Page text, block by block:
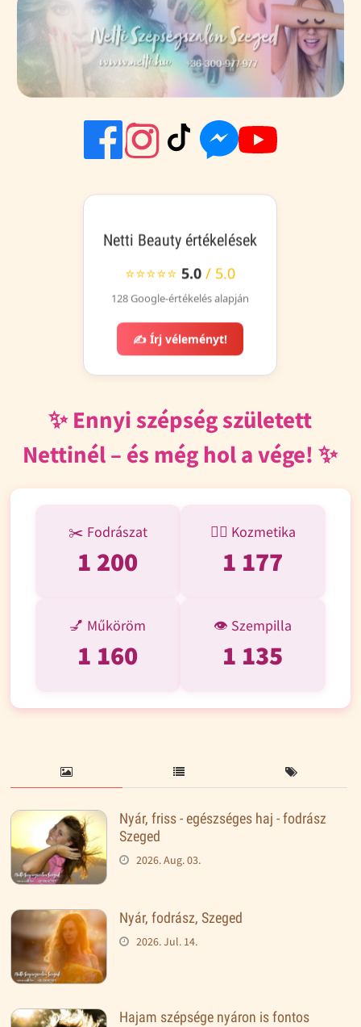
Netti Beauty értékelések
⭐⭐⭐⭐⭐5.0 / 5.0
128 Google-értékelés alapján
✍️ Írj véleményt!
✨ Ennyi szépség született
Nettinél – és még hol a vége! ✨
✂️ Fodrászat
1 393
💆‍♀️ Kozmetika
1 368
💅 Műköröm
1 351
👁️ Szempilla
1 324
Nyár, friss - egészséges haj - fodrász
Szeged
2026. Aug. 03.
Nyár, fodrász, Szeged
2026. Jul. 14.
Hajam szépsége nyáron is fontos